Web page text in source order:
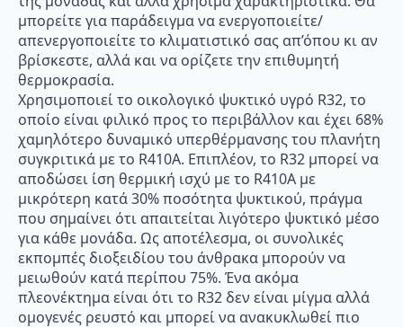
μπορείτε για παράδειγμα να ενεργοποιείτε/
απενεργοποιείτε το κλιματιστικό σας απ’όπου κι αν
βρίσκεστε, αλλά και να ορίζετε την επιθυμητή
θερμοκρασία.
Χρησιμοποιεί το οικολογικό ψυκτικό υγρό R32, το
οποίο είναι φιλικό προς το περιβάλλον και έχει 68%
χαμηλότερο δυναμικό υπερθέρμανσης του πλανήτη
συγκριτικά με το R410A. Επιπλέον, το R32 μπορεί να
αποδώσει ίση θερμική ισχύ με το R410A με
μικρότερη κατά 30% ποσότητα ψυκτικού, πράγμα
που σημαίνει ότι απαιτείται λιγότερο ψυκτικό μέσο
για κάθε μονάδα. Ως αποτέλεσμα, οι συνολικές
εκπομπές διοξειδίου του άνθρακα μπορούν να
μειωθούν κατά περίπου 75%. Ένα ακόμα
πλεονέκτημα είναι ότι το R32 δεν είναι μίγμα αλλά
ομογενές ρευστό και μπορεί να ανακυκλωθεί πιο